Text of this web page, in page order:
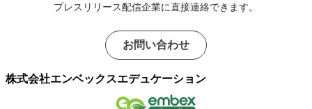
プレスリリース配信企業に直接連絡できます。
お問い合わせ
株式会社エンベックスエデュケーション